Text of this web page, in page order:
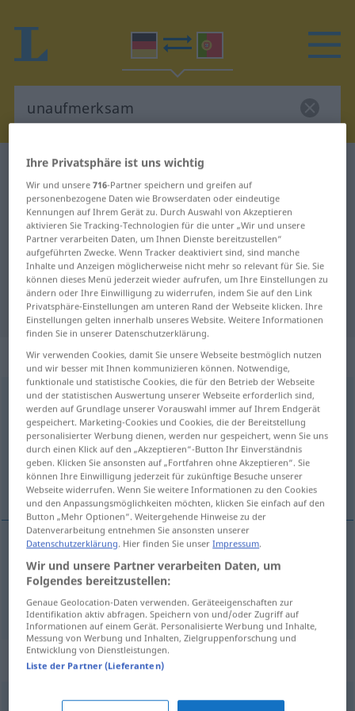
Deutsch-Portugiesisch Wörterbuch
unaufmerksam
Deutsch-Portugiesisch
Übersetzung für "unaufmerksam"
"unaufmerksam" Portugiesisch
Übersetzung
„unaufmerksam“
unaufmerksam
Übersicht aller Übersetzungen
(Für mehr Details die Übersetzung anklicken/antippen)
desatento, distraído, descuidado
desatento,distraído unaufmerksam
descuidado unaufmerksam
Synonyme für "unaufmerksam"
Ihre Privatsphäre ist uns wichtig
Wir und unsere716-Partner speichern und greifen auf
personenbezogene Daten wie Browserdaten oder eindeutige
Kennungen auf Ihrem Gerät zu. Durch Auswahl von Akzeptieren
aktivieren Sie Tracking-Technologien für die unter „Wir und unsere
Partner verarbeiten Daten, um Ihnen Dienste bereitzustellen“
aufgeführten Zwecke. Wenn Tracker deaktiviert sind, sind manche
Inhalte und Anzeigen möglicherweise nicht mehr so relevant für Sie. Sie
können dieses Menü jederzeit wieder aufrufen, um Ihre Einstellungen zu
ändern oder Ihre Einwilligung zu widerrufen, indem Sie auf den Link
Privatsphäre-Einstellungen am unteren Rand der Webseite klicken. Ihre
Einstellungen gelten innerhalb unseres Website. Weitere Informationen
finden Sie in unserer Datenschutzerklärung.
Wir verwenden Cookies, damit Sie unsere Webseite bestmöglich nutzen
und wir besser mit Ihnen kommunizieren können. Notwendige,
funktionale und statistische Cookies, die für den Betrieb der Webseite
und der statistischen Auswertung unserer Webseite erforderlich sind,
werden auf Grundlage unserer Vorauswahl immer auf Ihrem Endgerät
gespeichert. Marketing-Cookies und Cookies, die der Bereitstellung
personalisierter Werbung dienen, werden nur gespeichert, wenn Sie uns
durch einen Klick auf den „Akzeptieren“-Button Ihr Einverständnis
geben. Klicken Sie ansonsten auf „Fortfahren ohne Akzeptieren“. Sie
können Ihre Einwilligung jederzeit für zukünftige Besuche unserer
Webseite widerrufen. Wenn Sie weitere Informationen zu den Cookies
und den Anpassungsmöglichkeiten möchten, klicken Sie einfach auf den
Button „Mehr Optionen“. Weitergehende Hinweise zu der
Datenverarbeitung entnehmen Sie ansonsten unserer
Datenschutzerklärung. Hier finden Sie unserImpressum.
Wir und unsere Partner verarbeiten Daten, um
Folgendes bereitzustellen:
Genaue Geolocation-Daten verwenden. Geräteeigenschaften zur
Identifikation aktiv abfragen. Speichern von und/oder Zugriff auf
Informationen auf einem Gerät. Personalisierte Werbung und Inhalte,
Messung von Werbung und Inhalten, Zielgruppenforschung und
Entwicklung von Dienstleistungen.
Liste der Partner (Lieferanten)